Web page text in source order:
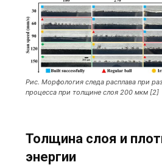
Рис. Морфология следа расплава при
процесса при толщине слоя 200 мкм [2]
Толщина слоя и
энергии